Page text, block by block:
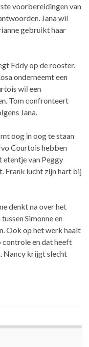
voorbereidingen van
Jana wil
gebruikt haar
Eddy op de rooster.
onderneemt een
wil een
Tom confronteert
Jana.
oog in oog te staan
Courtois hebben
etentje van Peggy
Frank lucht zijn hart bij
denkt na over het
Simonne en
Ook op het werk haalt
controle en dat heeft
Nancy krijgt slecht